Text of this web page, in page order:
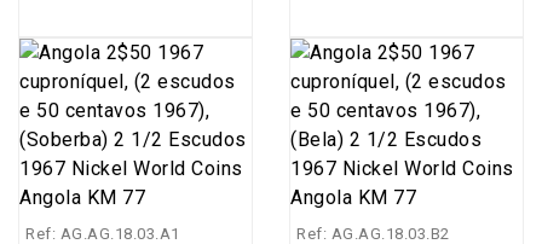
Ref: AG.AG.18.03.A1 Ref: AG.AG.18.03.B2